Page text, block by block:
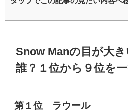
Snow Manの目が大
誰？１位から９位を一
第１位 ラウール